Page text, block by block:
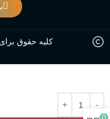
کلیه حقوق
0